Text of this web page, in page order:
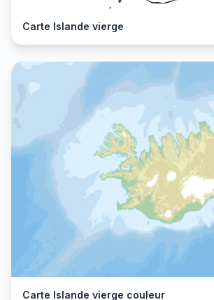
Carte Islande vierge
Carte Islande vierge couleur